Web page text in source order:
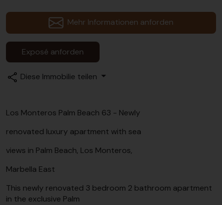
Mehr Informationen anforden
Exposé anforden
Diese Immobilie teilen
Los Monteros Palm Beach 63 - Newly
renovated luxury apartment with sea
views in Palm Beach, Los Monteros,
Marbella East
This newly renovated 3 bedroom 2 bathroom apartment
in the exclusive Palm